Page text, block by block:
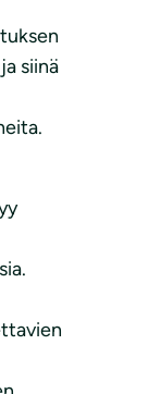
siinä